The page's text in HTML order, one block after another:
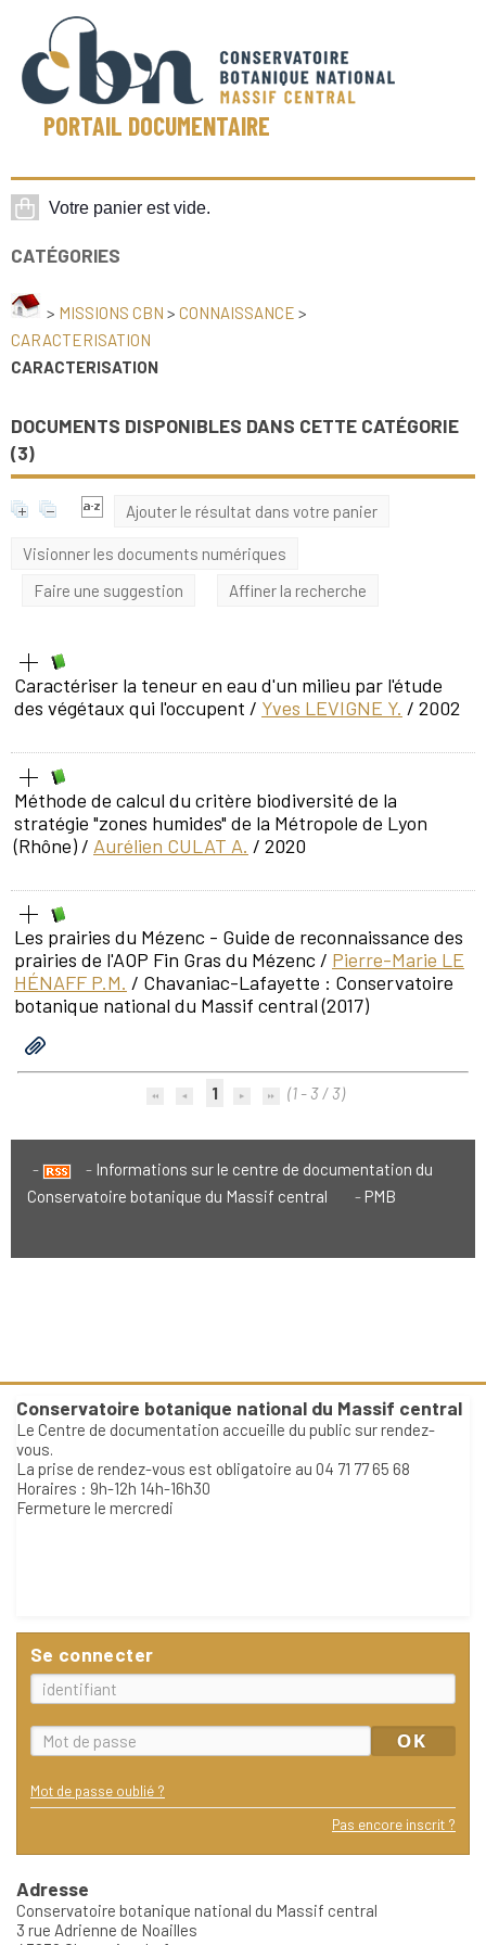
PORTAIL DOCUMENTAIRE
CATÉGORIES
> MISSIONS CBN > CONNAISSANCE >
CARACTERISATION
CARACTERISATION
DOCUMENTS DISPONIBLES DANS CETTE CATÉGORIE
(3)
Ajouter le résultat dans votre panier
Visionner les documents numériques
Faire une suggestion
Affiner la recherche
Caractériser la teneur en eau d'un milieu par l'étude
des végétaux qui l'occupent / Yves LEVIGNE Y. / 2002
Méthode de calcul du critère biodiversité de la
stratégie "zones humides" de la Métropole de Lyon
(Rhône) / Aurélien CULAT A. / 2020
Les prairies du Mézenc - Guide de reconnaissance des
prairies de l'AOP Fin Gras du Mézenc / Pierre-Marie LE
HÉNAFF P.M. / Chavaniac-Lafayette : Conservatoire
botanique national du Massif central (2017)
1 (1 - 3 / 3)
Informations sur le centre de documentation du
Conservatoire botanique du Massif central
PMB
Conservatoire botanique national du Massif central
Le Centre de documentation accueille du public sur rendez-
vous.
La prise de rendez-vous est obligatoire au 04 71 77 65 68
Horaires : 9h-12h 14h-16h30
Fermeture le mercredi
Se connecter
Mot de passe oublié ?
Pas encore inscrit ?
Adresse
Conservatoire botanique national du Massif central
3 rue Adrienne de Noailles